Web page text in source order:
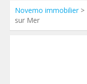
Novemo immobilier>
sur Mer